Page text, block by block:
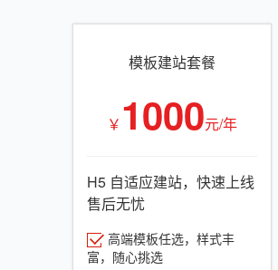
模板建站套餐
￥ 1000元/年
H5 自适应建站，快速上线
售后无忧
高端模板任选，样式丰
富，随心挑选